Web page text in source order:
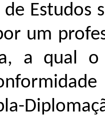
de Estudos
um
a qual